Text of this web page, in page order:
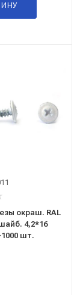
окраш. RAL
шт.